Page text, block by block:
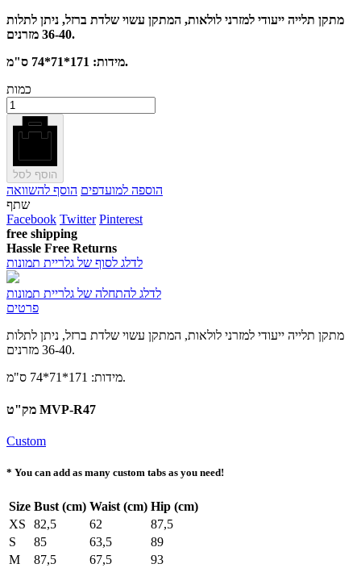
מתקן תלייה ייעודי למזרני לולאות, המתקן עשוי שלדת ברזל, ניתן לתלות
36-40 מזרנים.
מידות: 171*71*74 ס"מ.
כמות
הוסף לסל
הוספה למועדפים הוסף להשוואה
שתף
Facebook Twitter Pinterest
free shipping
Hassle Free Returns
לדלג לסוף של גלריית תמונות
לדלג להתחלה של גלריית תמונות
פרטים
מתקן תלייה ייעודי למזרני לולאות, המתקן עשוי שלדת ברזל, ניתן לתלות
36-40 מזרנים.
מידות: 171*71*74 ס"מ.
מק"ט MVP-R47
Custom
* You can add as many custom tabs as you need!
Size Bust (cm) Waist (cm) Hip (cm)
XS
82,5 62
87,5
S
85 63,5
89
M
87,5 67,5
93